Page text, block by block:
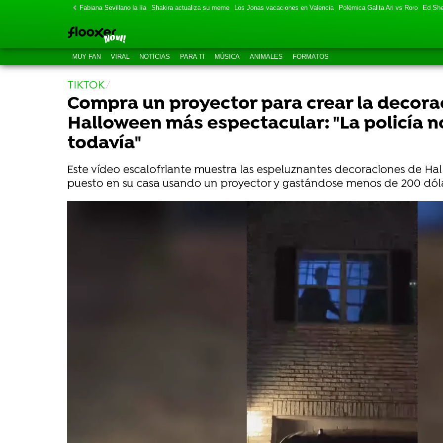
Fabiana Sevillano la lía Shakira actualiza su meme Los Jonas vacaciones en Valencia Polémica Galita Ari vs Roro Ed
MUY FAN VIRAL NOTICIAS PARA TI MÚSICA ANIMALES FORMATOS
TIKTOK
Compra un proyector para crear la
Halloween más espectacular: "La policía
todavía"
Este vídeo escalofriante muestra las espeluznantes decoraciones de
puesto en su casa usando un proyector y gastándose menos de 200
WhatsappFacebook
Este escalofriante vídeo muestra las espeluznantes decoraciones de